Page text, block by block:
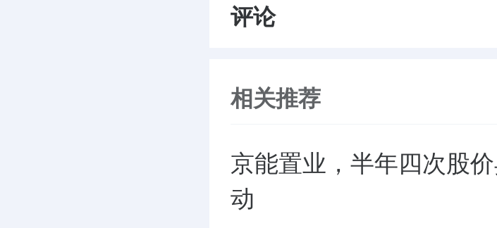
评论
相关推荐
京能置业，半年四次股
动